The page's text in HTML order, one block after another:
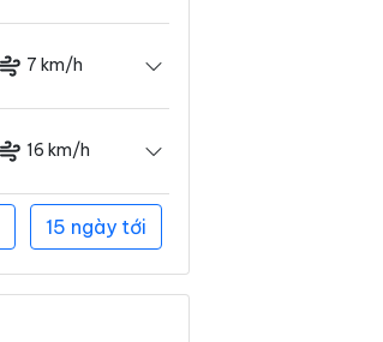
7 km/h
16 km/h
15 ngày tới